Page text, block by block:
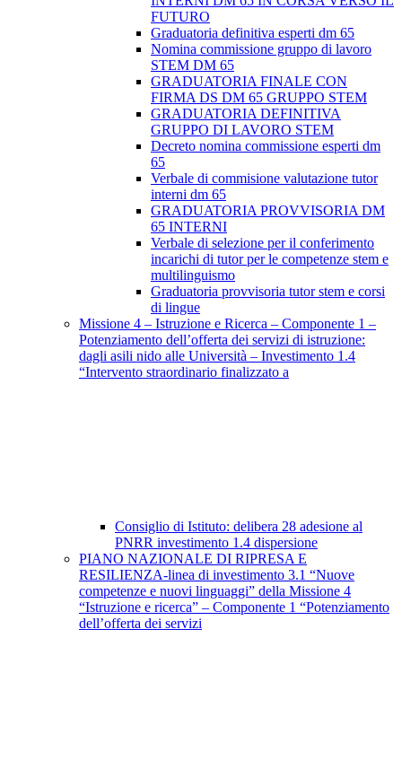
FUTURO
Graduatoria definitiva esperti dm 65
Nomina commissione gruppo di lavoro
STEM DM 65
GRADUATORIA FINALE CON
FIRMA DS DM 65 GRUPPO STEM
GRADUATORIA DEFINITIVA
GRUPPO DI LAVORO STEM
Decreto nomina commissione esperti dm
65
Verbale di commisione valutazione tutor
interni dm 65
GRADUATORIA PROVVISORIA DM
65 INTERNI
Verbale di selezione per il conferimento
incarichi di tutor per le competenze stem e
multilinguismo
Graduatoria provvisoria tutor stem e corsi
di lingue
Missione 4 – Istruzione e Ricerca – Componente 1 –
Potenziamento dell’offerta dei servizi di istruzione:
dagli asili nido alle Università – Investimento 1.4
“Intervento straordinario finalizzato a
Consiglio di Istituto: delibera 28 adesione al
PNRR investimento 1.4 dispersione
PIANO NAZIONALE DI RIPRESA E
RESILIENZA-linea di investimento 3.1 “Nuove
competenze e nuovi linguaggi” della Missione 4
“Istruzione e ricerca” – Componente 1 “Potenziamento
dell’offerta dei servizi